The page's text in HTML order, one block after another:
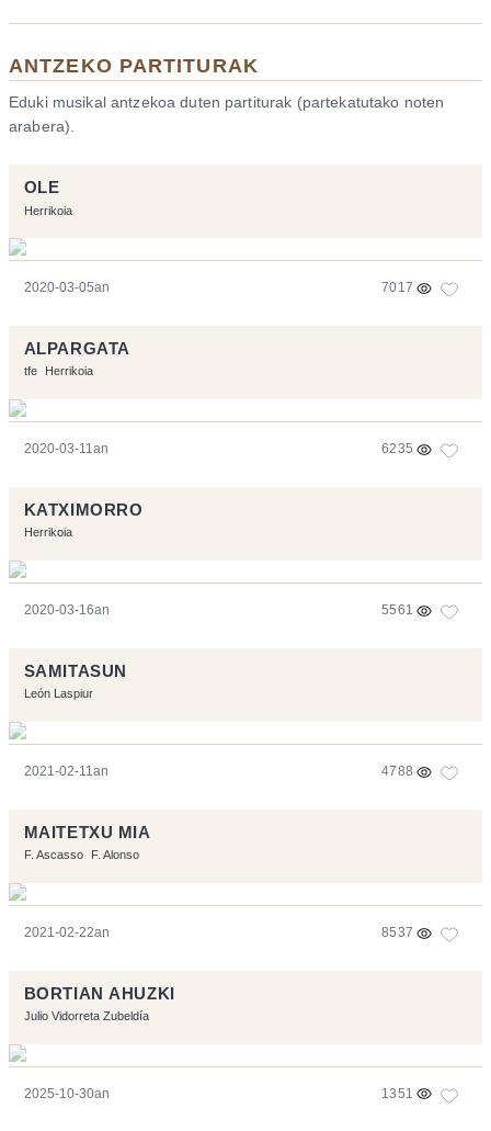
ANTZEKO PARTITURAK
Eduki musikal antzekoa duten partiturak (partekatutako noten
arabera).
OLE
Herrikoia
2020-03-05an 7017
ALPARGATA
tfe Herrikoia
2020-03-11an 6235
KATXIMORRO
Herrikoia
2020-03-16an 5561
SAMITASUN
León Laspiur
2021-02-11an 4788
MAITETXU MIA
F. Ascasso F. Alonso
2021-02-22an 8537
BORTIAN AHUZKI
Julio Vidorreta Zubeldía
2025-10-30an 1351